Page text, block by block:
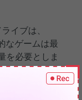
イブは、
なゲームは最
を必要としま
1TBドライ